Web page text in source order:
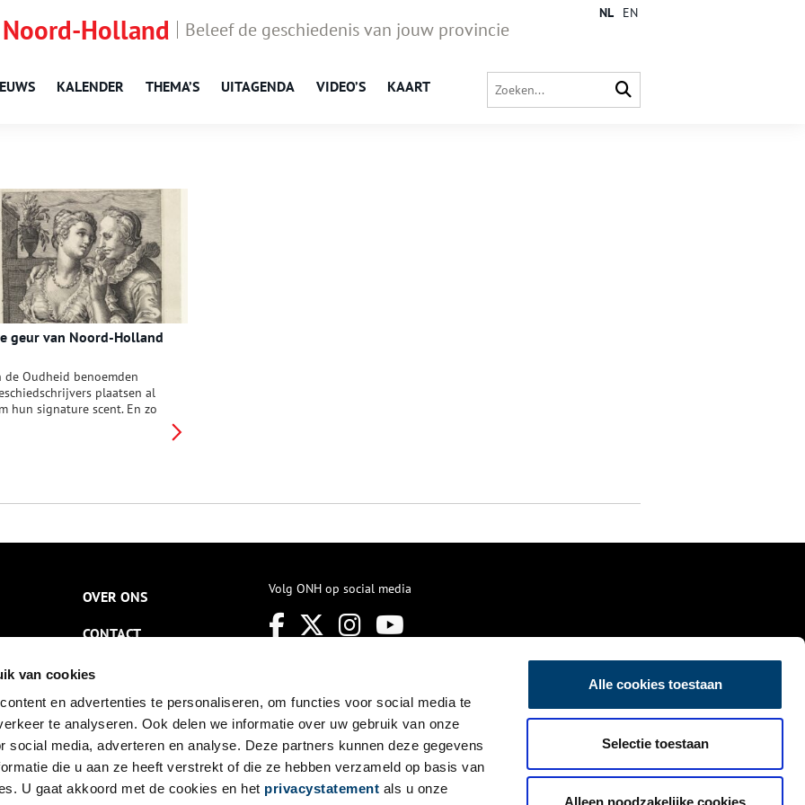
van cookies
en advertenties te personaliseren, om functies voor social media te
te analyseren. Ook delen we informatie over uw gebruik van onze
social media, adverteren en analyse. Deze partners kunnen deze gegevens
die u aan ze heeft verstrekt of die ze hebben verzameld op basis van
U gaat akkoord met de cookies en het privacystatement als u onze
Alle cookies toestaan
Selectie toestaan
Alleen noodzakelijke cookies
Holland Beleef de geschiedenis van jouw provincie
KALENDER THEMA’S UITAGENDA VIDEO’S KAART
NL EN
geur van Noord-Holland
de Oudheid benoemden
plaatsen al
hun signature scent. En zo
deze provincie
OVER ONS
CONTACT
NIEUWSBRIEF
DISCLAIMER
PRIVACY
TOEGANKELIJKHEID
Volg ONH op social media